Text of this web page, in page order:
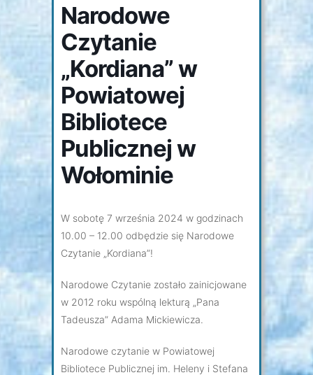
Narodowe
Czytanie
„Kordiana” w
Powiatowej
Bibliotece
Publicznej w
Wołominie
W sobotę 7 września 2024 w godzinach
10.00 – 12.00 odbędzie się Narodowe
Czytanie „Kordiana”!
Narodowe Czytanie zostało zainicjowane
w 2012 roku wspólną lekturą „Pana
Tadeusza” Adama Mickiewicza.
Narodowe czytanie w Powiatowej
Bibliotece Publicznej im. Heleny i Stefana